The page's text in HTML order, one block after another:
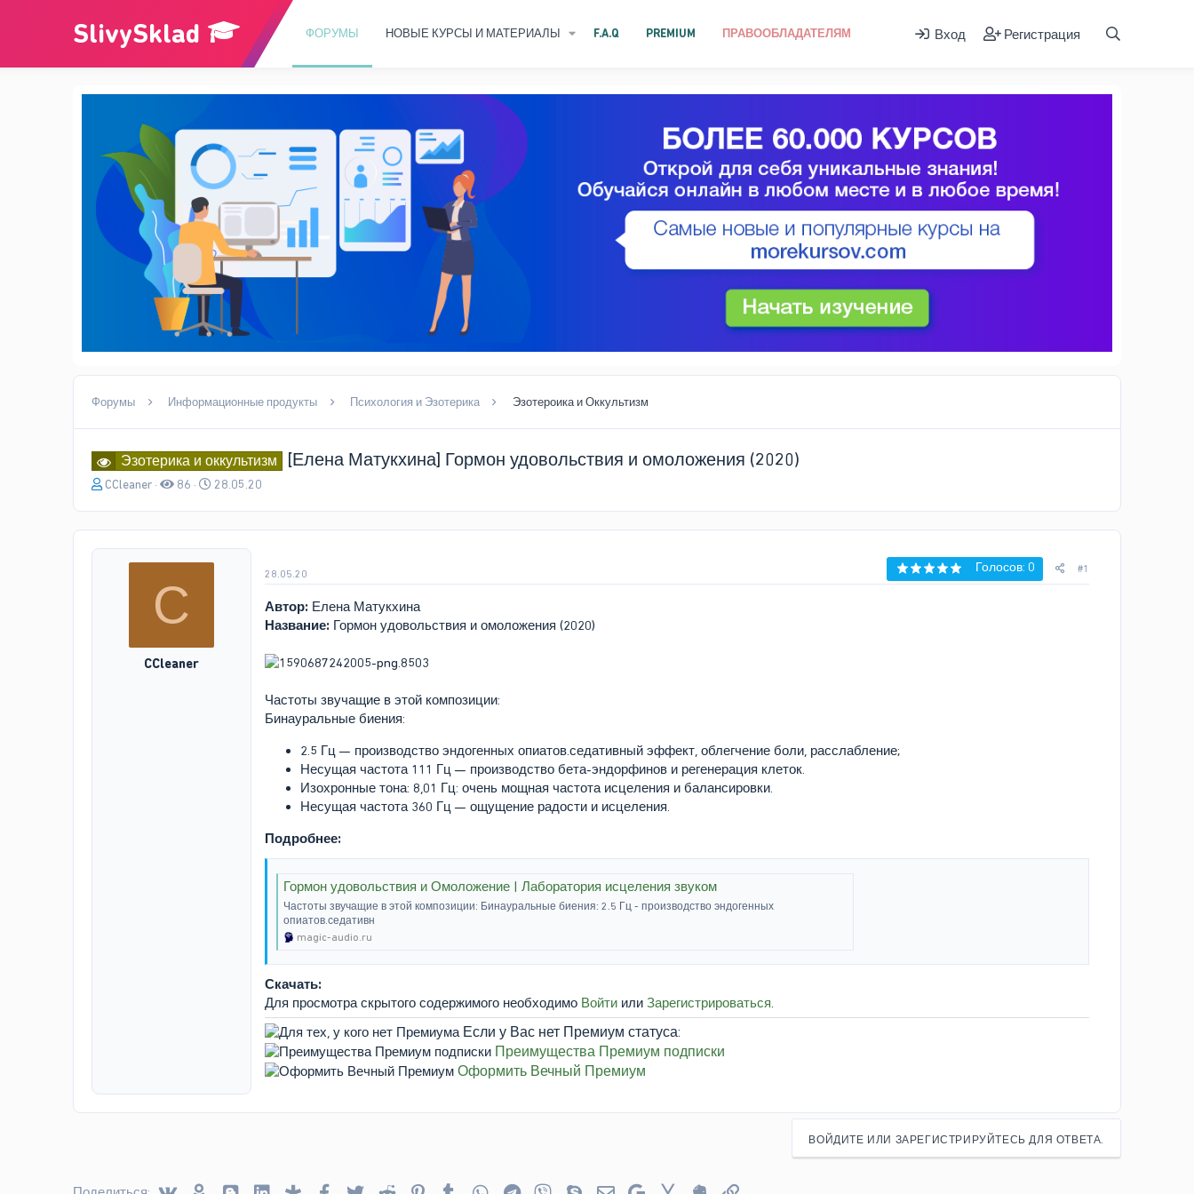
ФОРУМЫ НОВЫЕ КУРСЫ И МАТЕРИАЛЫ F.A.Q PREMIUM ПРАВООБЛАДАТЕЛЯМ Вход Регистрация
Форумы Информационные продукты Психология и Эзотерика Эзотероика и Оккультизм
Эзотерика и оккультизм [Елена Матукхина] Гормон удовольствия и омоложения (2020)
А
о
р
CCleaner 86
Д
а
н
а
28.05.20
C
CCleaner
28.05.20 Голосов: 0 #1
Автор: Елена Матукхина
Название: Гормон удовольствия и омоложения (2020)
Частоты звучащие в этой композиции:
Бинауральные биения:
2.5 Гц — производство эндогенных опиатов.седативный эффект, облегчение боли, расслабление;
Несущая частота 111 Гц — производство бета-эндорфинов и регенерация клеток.
Изохронные тона: 8,01 Гц: очень мощная частота исцеления и балансировки.
Несущая частота 360 Гц — ощущение радости и исцеления.
Подробнее:
Гормон удовольствия и Омоложение | Лаборатория исцеления звуком
Частоты звучащие в этой композиции: Бинауральные биения: 2.5 Гц - производство эндогенных
опиатов.седативн
magic-audio.ru
Скачать:
Для просмотра скрытого содержимого необходимо Войти или Зарегистрироваться.
Если у Вас нет Премиум статуса:
Преимущества Премиум подписки
Оформить Вечный Премиум
ВОЙДИТЕ ИЛИ ЗАРЕГИСТРИРУЙТЕСЬ ДЛЯ ОТВЕТА.
VkontakteOdnoklassniki
BloggerLinked InDiasporaFacebook
TwitterReddit PinterestTumblr WhatsAppTelegram
Viber SkypeЭлектронная почта
Google Yahoo EvernoteСсылка